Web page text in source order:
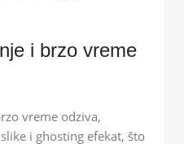
i brzo vreme
vreme odziva,
i ghosting efekat, što